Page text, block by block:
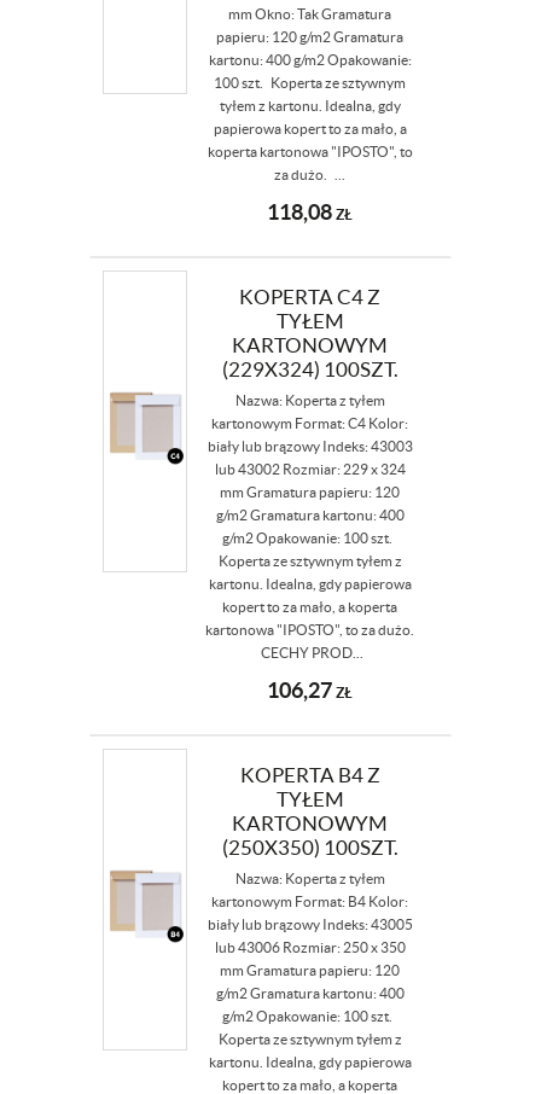
mm Okno: Tak Gramatura
papieru: 120 g/m2 Gramatura
kartonu: 400 g/m2 Opakowanie:
100 szt. Koperta ze sztywnym
tyłem z kartonu. Idealna, gdy
papierowa kopert to za mało, a
koperta kartonowa "IPOSTO", to
za dużo. ...
118,08ZŁ
KOPERTA C4 Z
TYŁEM
KARTONOWYM
(229X324) 100SZT.
Nazwa: Koperta z tyłem
kartonowym Format: C4 Kolor:
biały lub brązowy Indeks: 43003
lub 43002 Rozmiar: 229 x 324
mm Gramatura papieru: 120
g/m2 Gramatura kartonu: 400
g/m2 Opakowanie: 100 szt.
Koperta ze sztywnym tyłem z
kartonu. Idealna, gdy papierowa
kopert to za mało, a koperta
kartonowa "IPOSTO", to za dużo.
CECHY PROD...
106,27ZŁ
KOPERTA B4 Z
TYŁEM
KARTONOWYM
(250X350) 100SZT.
Nazwa: Koperta z tyłem
kartonowym Format: B4 Kolor:
biały lub brązowy Indeks: 43005
lub 43006 Rozmiar: 250 x 350
mm Gramatura papieru: 120
g/m2 Gramatura kartonu: 400
g/m2 Opakowanie: 100 szt.
Koperta ze sztywnym tyłem z
kartonu. Idealna, gdy papierowa
kopert to za mało, a koperta